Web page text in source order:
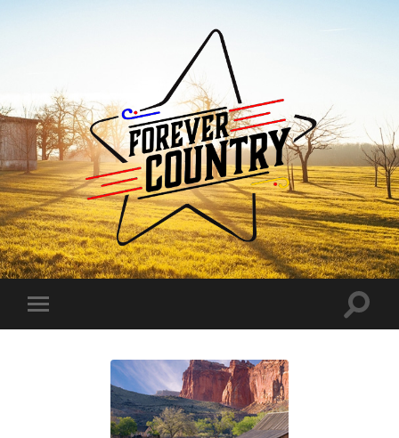
Forever
Country
Toggle
mobile
Toggle